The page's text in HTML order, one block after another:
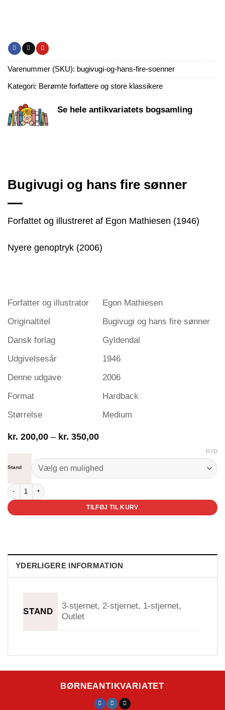
Varenummer (SKU): bugivugi-og-hans-fire-soenner
Kategori: Berømte forfattere og store klassikere
Se hele antikvariatets bogsamling
Bugivugi og hans fire sønner
Forfattet og illustreret af Egon Mathiesen (1946)
Nyere genoptryk (2006)
Forfatter og illustrator
Egon Mathiesen
Originaltitel
Bugivugi og hans fire sønner
Dansk forlag
Gyldendal
Udgivelsesår
1946
Denne udgave
2006
Format
Hardback
Størrelse
Medium
kr. 200,00 – kr. 350,00Prisinterval:
kr. 350,00
Stand
RYD
Bugivugi og hans fire sønner antal
TILFØJ TIL KURV
YDERLIGERE INFORMATION
STAND
3-stjernet, 2-stjernet, 1-stjernet,
Outlet
BØRNEANTIKVARIATET